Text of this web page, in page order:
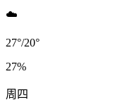
☁️
27°/20°
27%
周四